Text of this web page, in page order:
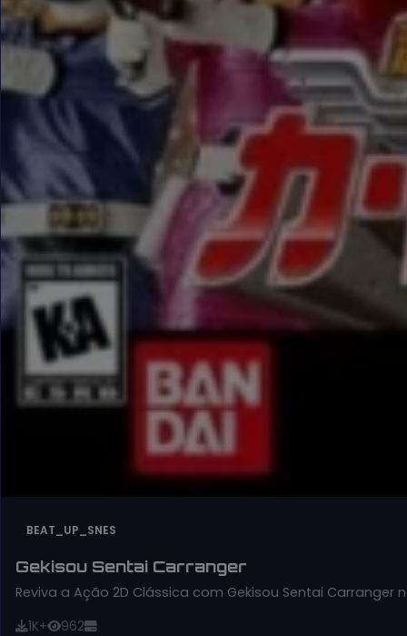
BEAT_UP_SNES
Gekisou Sentai Carranger
Reviva a Ação 2D Clássica com Gekisou Sentai Carranger
1K+ 962